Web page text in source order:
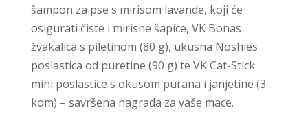
šampon za pse s mirisom lavande, koji će
osigurati čiste i mirisne šapice, VK Bonas
žvakalica s piletinom (80 g), ukusna Noshies
poslastica od puretine (90 g) te VK Cat-Stick
mini poslastice s okusom purana i janjetine (3
kom) – savršena nagrada za vaše mace.